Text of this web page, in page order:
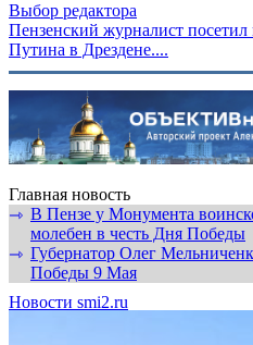
Выбор редактора
Пензенский журналист
Путина в Дрездене....
Главная новость
⇾ В Пензе у Монумента
молебен в честь Дня Победы
⇾ Губернатор Олег
Победы 9 Мая
Новости smi2.ru